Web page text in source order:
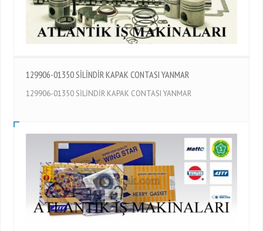
129906-01350 SİLİNDİR KAPAK CONTASI YANMAR
129906-01350 SİLİNDİR KAPAK CONTASI YANMAR